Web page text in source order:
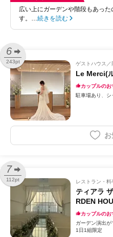
広い上にガーデンや階段もあっ
す。… 続きを読む
6
243pt ゲストハウス
Le Merci(
カップルのお
駐車場あり
シ
お
7
112pt レストラン・料
ティアラ
RDEN
カップルのお
ガーデン演出が
1日1組限定